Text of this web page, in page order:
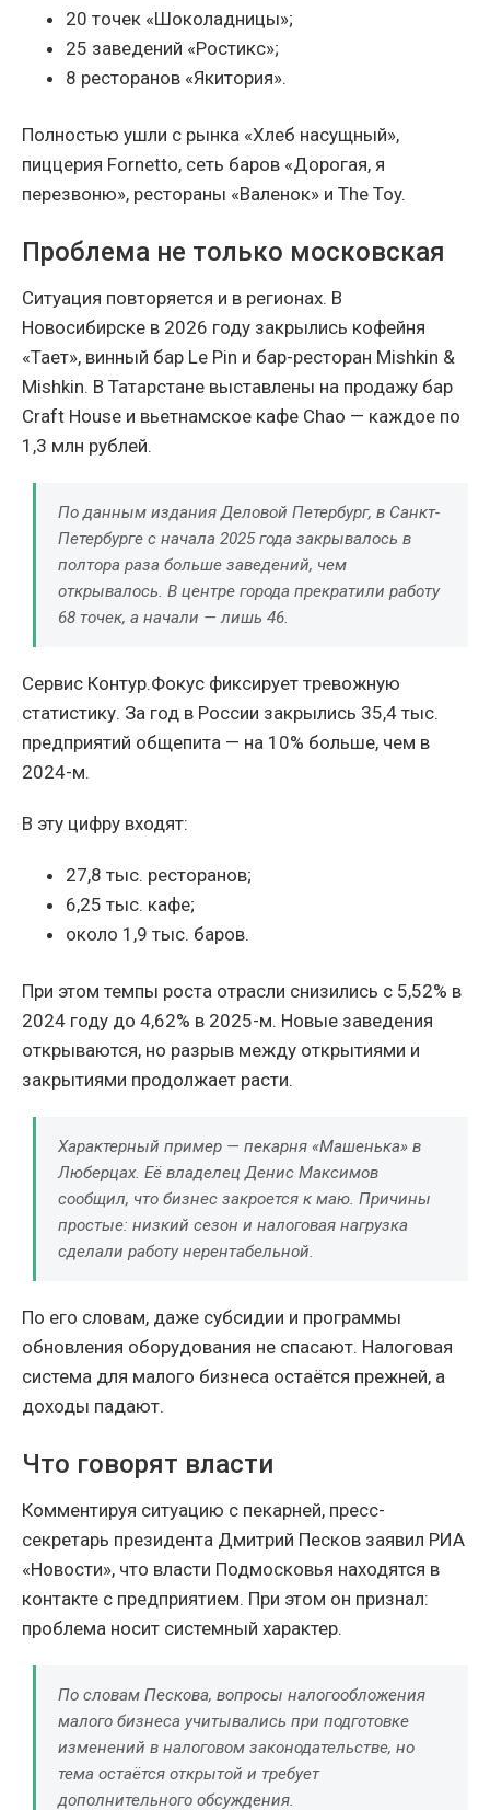
20 точек «Шоколадницы»;
25 заведений «Ростикс»;
8 ресторанов «Якитория».
Полностью ушли с рынка «Хлеб насущный»,
пиццерия Fornetto, сеть баров «Дорогая, я
перезвоню», рестораны «Валенок» и The Toy.
Проблема не только московская
Ситуация повторяется и в регионах. В
Новосибирске в 2026 году закрылись кофейня
«Тает», винный бар Le Pin и бар-ресторан Mishkin &
Mishkin. В Татарстане выставлены на продажу бар
Craft House и вьетнамское кафе Chao — каждое по
1,3 млн рублей.
По данным издания Деловой Петербург, в Санкт-
Петербурге с начала 2025 года закрывалось в
полтора раза больше заведений, чем
открывалось. В центре города прекратили работу
68 точек, а начали — лишь 46.
Сервис Контур.Фокус фиксирует тревожную
статистику. За год в России закрылись 35,4 тыс.
предприятий общепита — на 10% больше, чем в
2024-м.
В эту цифру входят:
27,8 тыс. ресторанов;
6,25 тыс. кафе;
около 1,9 тыс. баров.
При этом темпы роста отрасли снизились с 5,52% в
2024 году до 4,62% в 2025-м. Новые заведения
открываются, но разрыв между открытиями и
закрытиями продолжает расти.
Характерный пример — пекарня «Машенька» в
Люберцах. Её владелец Денис Максимов
сообщил, что бизнес закроется к маю. Причины
простые: низкий сезон и налоговая нагрузка
сделали работу нерентабельной.
По его словам, даже субсидии и программы
обновления оборудования не спасают. Налоговая
система для малого бизнеса остаётся прежней, а
доходы падают.
Что говорят власти
Комментируя ситуацию с пекарней, пресс-
секретарь президента Дмитрий Песков заявил РИА
«Новости», что власти Подмосковья находятся в
контакте с предприятием. При этом он признал:
проблема носит системный характер.
По словам Пескова, вопросы налогообложения
малого бизнеса учитывались при подготовке
изменений в налоговом законодательстве, но
тема остаётся открытой и требует
дополнительного обсуждения.